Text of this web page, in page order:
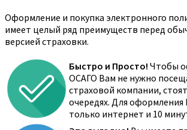
Оформление и покупка электронного
имеет целый ряд преимуществ перед
версией страховки.
Быстро и Просто! Чтобы
ОСАГО Вам не нужно
страховой компании,
очередях. Для оформления
только интернет и 10